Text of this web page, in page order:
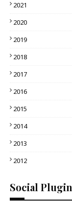
2021
2020
2019
2018
2017
2016
2015
2014
2013
2012
Social Plugin